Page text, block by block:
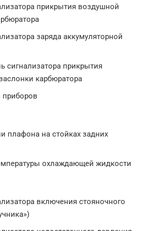
прикрытия воздушной
заряда аккумуляторной
сигнализатора прикрытия
карбюратора
плафона на стойках задних
охлаждающей жидкости
включения стояночного